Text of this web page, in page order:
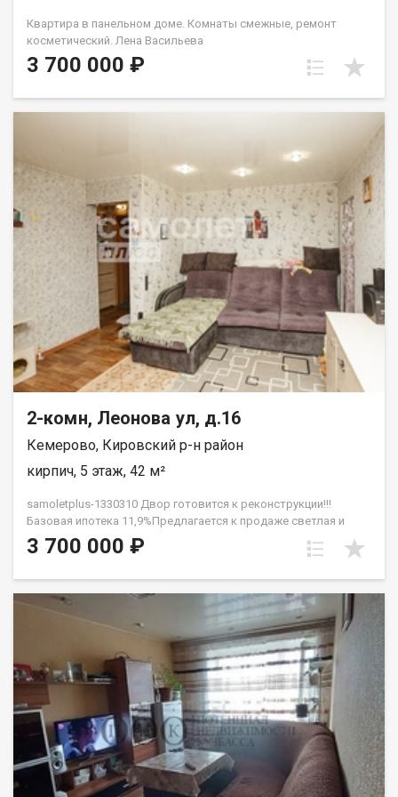
Квартира в панельном доме. Комнаты смежные, ремонт
косметический. Лена Васильева
3 700 000 ₽
2-комн, Леонова ул, д.16
Кемерово, Кировский р-н район
кирпич, 5 этаж, 42 м²
samoletplus-1330310 Двор готовится к реконструкции!!!
Базовая ипотека 11,9%Предлагается к продаже светлая и
уютная двухкомнатная квартира общей площадью 42 кв.м О
квартире: Состояние: Квартира полностью готова к
укладкой кафеля. По всей площади квартиры установлены
натяжные потолки со встроенными точечными
светильниками. На полу постелен новый линолеум, поклеены
свежие обои. Окна и двери: Установлены новые пластиковые
окна и застекленный балкон (новый пластик). Межкомнатные
и входная двери также абсолютно новые. Техническое
состояние дома: Важное преимущество последнего этажа —
полная замена кровли была произведена в 2023 году, что
гарантирует отсутствие протечек и лишних хлопот для
жильцов.Инфраструктура и локация:Дом расположен в
районе с отличной транспортной доступностью. В шаговой
доступности находятся остановки общественного
3 700 000 ₽